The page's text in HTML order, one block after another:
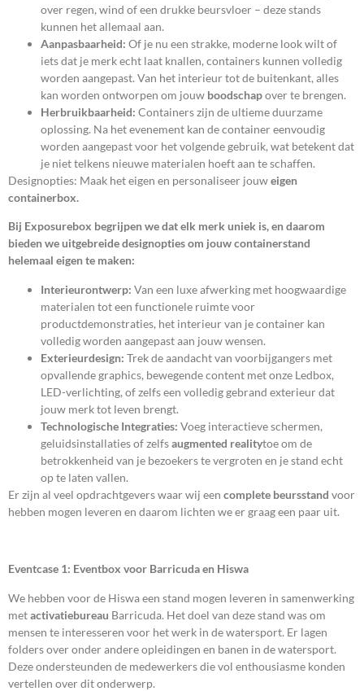
over regen, wind of een drukke beursvloer – deze stands
kunnen het allemaal aan.
Aanpasbaarheid: Of je nu een strakke, moderne look wilt of
iets dat je merk echt laat knallen, containers kunnen volledig
worden aangepast. Van het interieur tot de buitenkant, alles
kan worden ontworpen om jouw boodschapover te brengen.
Herbruikbaarheid: Containers zijn de ultieme duurzame
oplossing. Na het evenement kan de container eenvoudig
worden aangepast voor het volgende gebruik, wat betekent dat
je niet telkens nieuwe materialen hoeft aan te schaffen.
Designopties: Maak het eigen en personaliseer jouweigen
containerbox.
Bij Exposurebox begrijpen we dat elk merk uniek is, en daarom
bieden we uitgebreide designopties om jouw containerstand
helemaal eigen te maken:
Interieurontwerp: Van een luxe afwerking met hoogwaardige
materialen tot een functionele ruimte voor
productdemonstraties, het interieur van je container kan
volledig worden aangepast aan jouw wensen.
Exterieurdesign: Trek de aandacht van voorbijgangers met
opvallende graphics, bewegende content met onze Ledbox,
LED-verlichting, of zelfs een volledig gebrand exterieur dat
jouw merk tot leven brengt.
Technologische Integraties: Voeg interactieve schermen,
geluidsinstallaties of zelfsaugmented realitytoe om de
betrokkenheid van je bezoekers te vergroten en je stand echt
op te laten vallen.
Er zijn al veel opdrachtgevers waar wij een complete beursstand voor
hebben mogen leveren en daarom lichten we er graag een paar uit.
Eventcase 1: Eventbox voor Barricuda en Hiswa
We hebben voor de Hiswa een stand mogen leveren in samenwerking
metactivatiebureau Barricuda. Het doel van deze stand was om
mensen te interesseren voor het werk in de watersport. Er lagen
folders over onder andere opleidingen en banen in de watersport.
Deze ondersteunden de medewerkers die vol enthousiasme konden
vertellen over dit onderwerp.